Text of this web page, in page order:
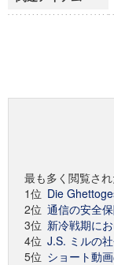
最も多く閲覧さ
1位 Die
2位 通信の安全
3位 新冷戦期に
4位 J.S. ミルの
5位 ショート動